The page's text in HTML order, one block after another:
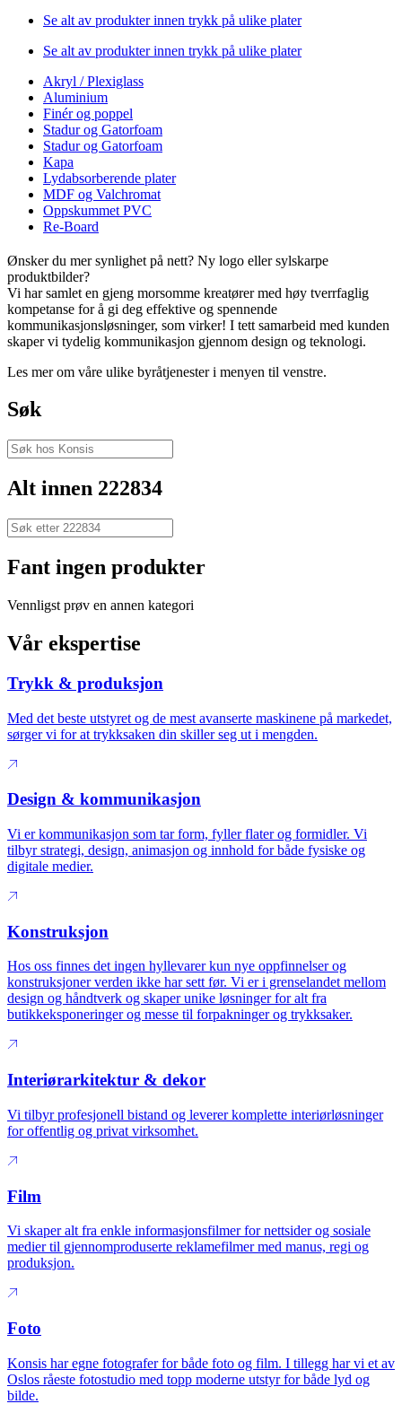
Se alt av produkter innen trykk på ulike plater
Se alt av produkter innen trykk på ulike plater
Akryl / Plexiglass
Aluminium
Finér og poppel
Stadur og Gatorfoam
Stadur og Gatorfoam
Kapa
Lydabsorberende plater
MDF og Valchromat
Oppskummet PVC
Re-Board
Ønsker du mer synlighet på nett? Ny logo eller sylskarpe
produktbilder?
Vi har samlet en gjeng morsomme kreatører med høy tverrfaglig
kompetanse for å gi deg effektive og spennende
kommunikasjonsløsninger, som virker! I tett samarbeid med kunden
skaper vi tydelig kommunikasjon gjennom design og teknologi.
Les mer om våre ulike byråtjenester i menyen til venstre.
Søk
Alt innen 222834
Fant ingen produkter
Vennligst prøv en annen kategori
Vår ekspertise
Trykk & produksjon
Med det beste utstyret og de mest avanserte maskinene på markedet,
sørger vi for at trykksaken din skiller seg ut i mengden.
Design & kommunikasjon
Vi er kommunikasjon som tar form, fyller flater og formidler. Vi
tilbyr strategi, design, animasjon og innhold for både fysiske og
digitale medier.
Konstruksjon
Hos oss finnes det ingen hyllevarer kun nye oppfinnelser og
konstruksjoner verden ikke har sett før. Vi er i grenselandet mellom
design og håndtverk og skaper unike løsninger for alt fra
butikkeksponeringer og messe til forpakninger og trykksaker.
Interiørarkitektur & dekor
Vi tilbyr profesjonell bistand og leverer komplette interiørløsninger
for offentlig og privat virksomhet.
Film
Vi skaper alt fra enkle informasjonsfilmer for nettsider og sosiale
medier til gjennomproduserte reklamefilmer med manus, regi og
produksjon.
Foto
Konsis har egne fotografer for både foto og film. I tillegg har vi et av
Oslos råeste fotostudio med topp moderne utstyr for både lyd og
bilde.